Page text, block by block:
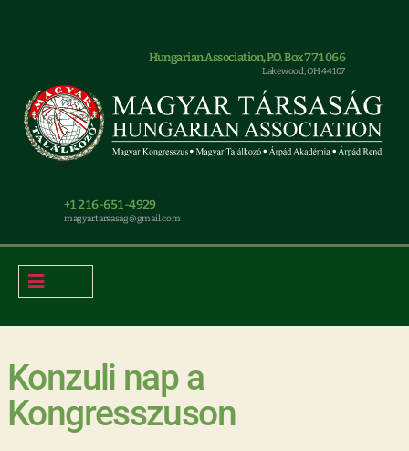
Hungarian Association, P.O. Box 771066
Lakewood, OH 44107
+1 216-651-4929
magyar.tarsasag@gmail.com
Konzuli nap a
Kongresszuson